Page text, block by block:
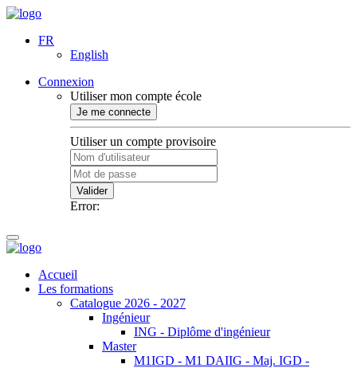
FR
English
Connexion
Utiliser mon compte école
Je me connecte
Utiliser un compte provisoire
Valider
Error:
Accueil
Les formations
Catalogue 2026 - 2027
Ingénieur
ING - Diplôme d'ingénieur
Master
M1IGD - M1 DAIIG - Maj. IGD -